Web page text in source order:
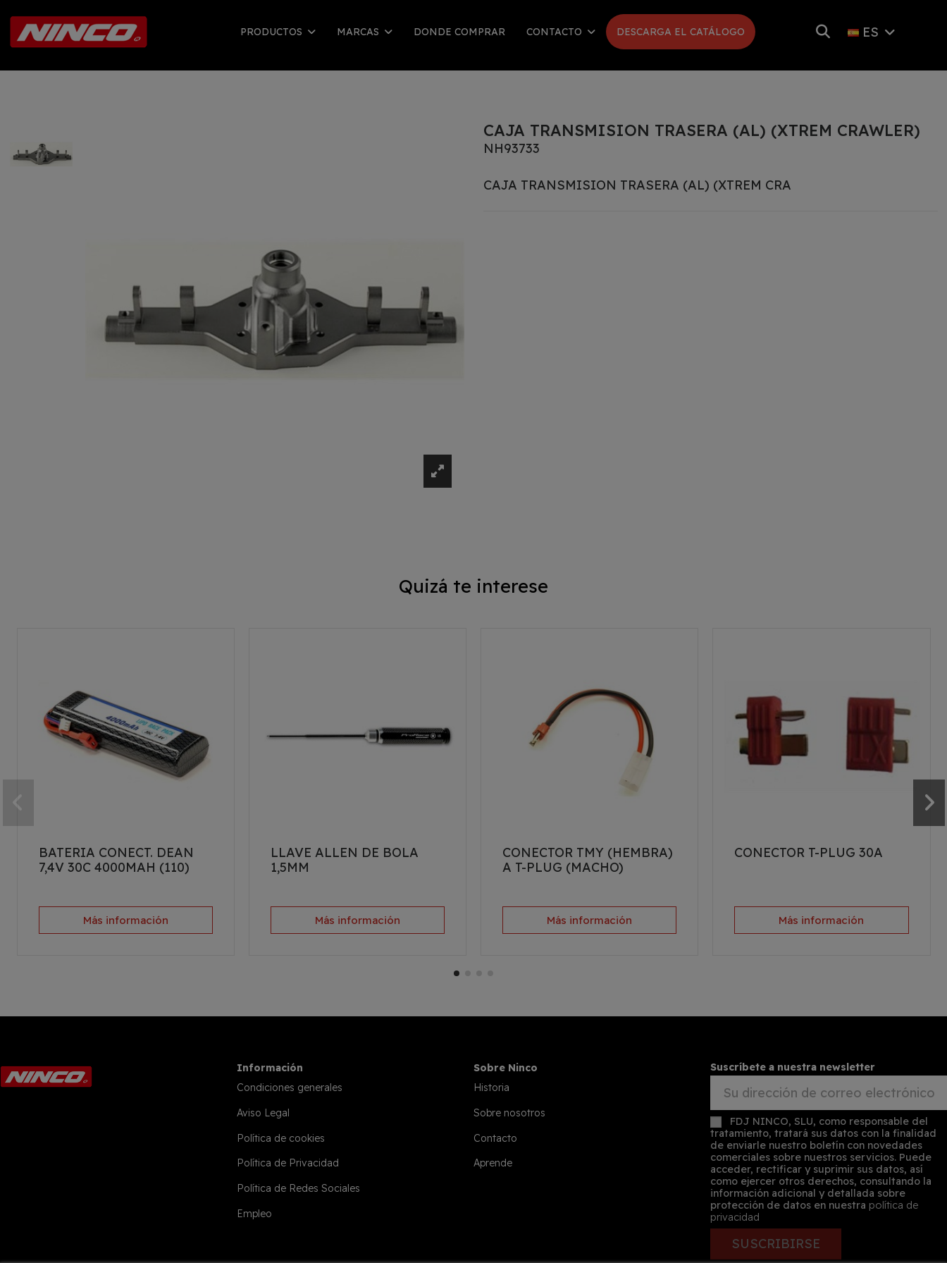
PRODUCTOS MARCAS DONDE COMPRAR CONTACTO DESCARGA EL CATÁLOGO ES
CAJA TRANSMISION TRASERA (AL) (XTREM CRAWLER)
NH93733
CAJA TRANSMISION TRASERA (AL) (XTREM CRA
Quizá te interese
BATERIA CONECT. DEAN
7,4V 30C 4000MAH (110)
Más información
LLAVE ALLEN DE BOLA
1,5MM
Más información
CONECTOR TMY (HEMBRA)
A T-PLUG (MACHO)
Más información
CONECTOR T-PLUG 30A
Más información
Información
Condiciones generales
Aviso Legal
Política de cookies
Política de Privacidad
Política de Redes Sociales
Empleo
Sobre Ninco
Historia
Sobre nosotros
Contacto
Aprende
Suscríbete a nuestra newsletter
FDJ NINCO, SLU, como responsable del
tratamiento, tratará sus datos con la finalidad
de enviarle nuestro boletín con novedades
comerciales sobre nuestros servicios. Puede
acceder, rectificar y suprimir sus datos, así
como ejercer otros derechos, consultando la
información adicional y detallada sobre
protección de datos en nuestra política de
privacidad
SUSCRIBIRSE